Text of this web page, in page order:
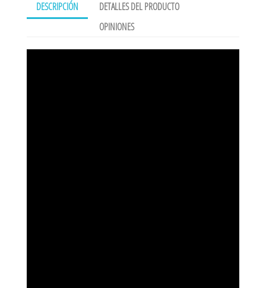
DESCRIPCIÓN
DETALLES DEL PRODUCTO
OPINIONES